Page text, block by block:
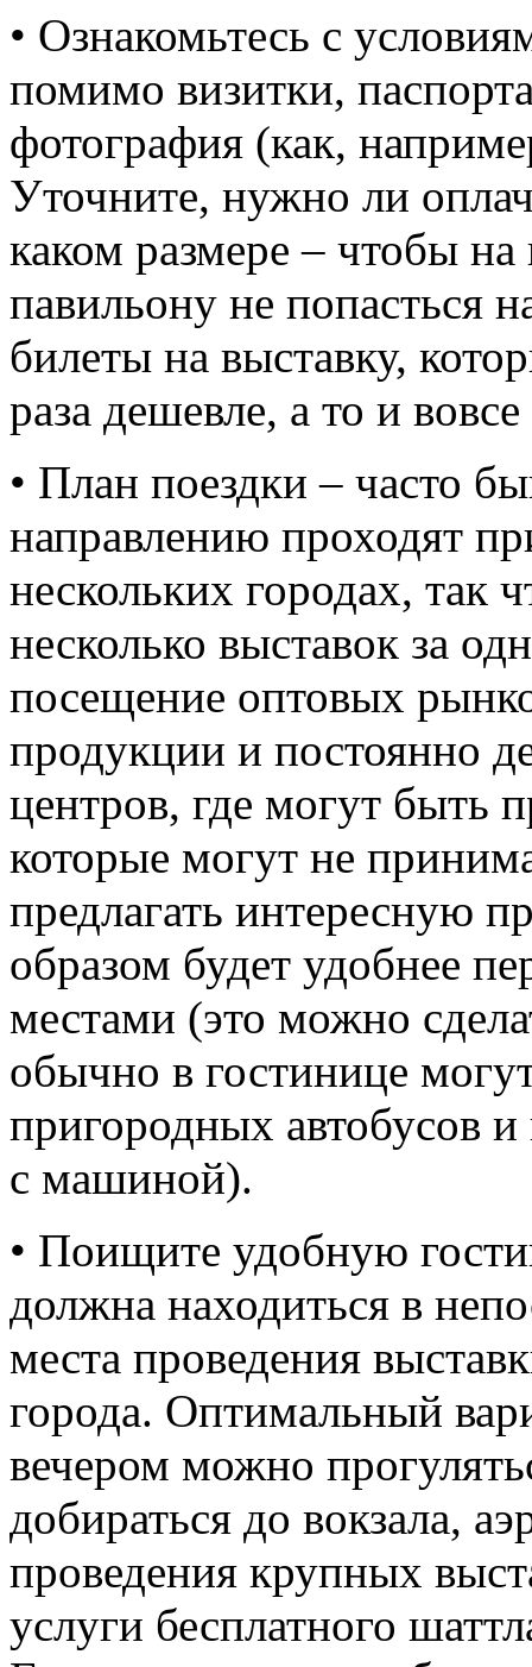
• Ознакомьтесь с
помимо визитки,
фотография (как,
Уточните, нужно ли
каком размере – чтобы
павильону не попасться
билеты на выставку,
раза дешевле, а то и
• План поездки – часто
направлению проходят
нескольких городах, так
несколько выставок за
посещение оптовых
продукции и постоянно
центров, где могут быть
которые могут не
предлагать интересную
образом будет удобнее
местами (это можно
обычно в гостинице
пригородных автобусов и
с машиной).
• Поищите удобную
должна находиться в
места проведения
города. Оптимальный
вечером можно
добираться до вокзала,
проведения крупных
услуги бесплатного